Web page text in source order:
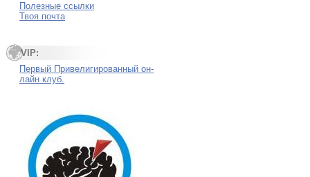
Полезные ссылки
Твоя почта
VIP:
Первый Привелигированный он-
лайн клуб.